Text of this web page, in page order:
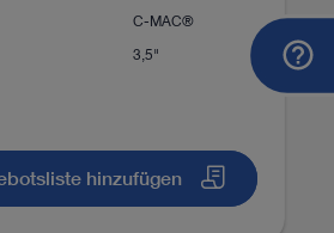
C-MAC®
3,5"
hinzufügen